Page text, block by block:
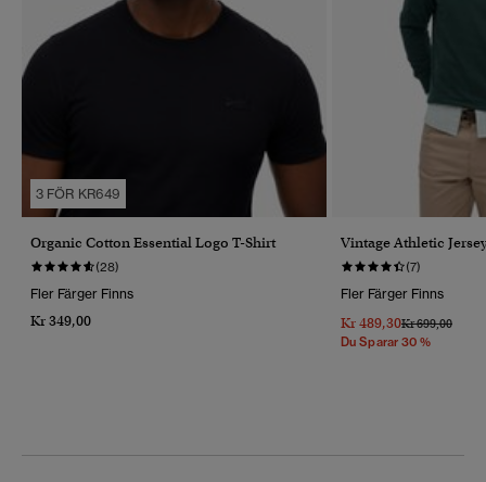
3 FÖR KR649
Organic Cotton Essential Logo T-Shirt
(28)
Fler Färger Finns
Kr 349,00
Vintage Athletic
(7)
Fler Färger Finns
Kr 489,30Pris Reducerat
Kr 699,00Till
Du Sparar 30 %